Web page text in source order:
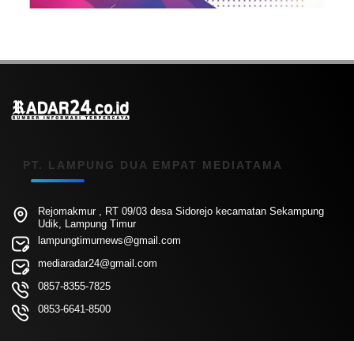
PT. LAMPUNG DUA EMPAT MEDIATAMA
Rejomakmur , RT 09/03 desa Sidorejo kecamatan Sekampung
Udik, Lampung Timur
lampungtimurnews@gmail.com
mediaradar24@gmail.com
0857-8355-7825
0853-6641-8500